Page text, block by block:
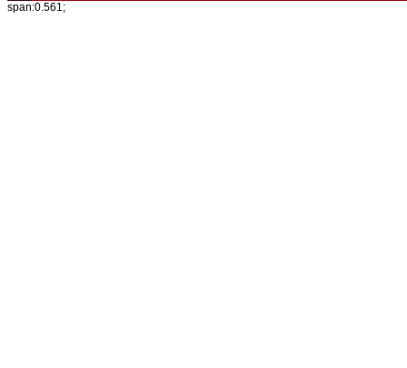
span:0.561;